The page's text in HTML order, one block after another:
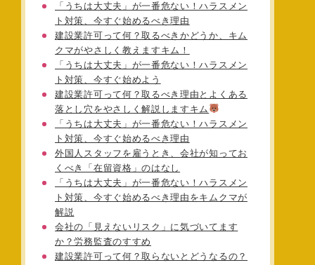
「うちは大丈夫」が一番危ない！ハラスメン
ト対策、今すぐ始めるべき理由
建設業許可って何？取るべきかどうか、キム
クマがやさしく教えますキム！
「うちは大丈夫」が一番危ない！ハラスメン
ト対策、今すぐ始めよう
建設業許可って何？取るべき理由とよくある
落とし穴をやさしく解説しますキム
「うちは大丈夫」が一番危ない！ハラスメン
ト対策、今すぐ始めるべき理由
外国人スタッフを雇うとき、会社が知ってお
くべき「在留資格」のはなし
「うちは大丈夫」が一番危ない！ハラスメン
ト対策、今すぐ始めるべき理由をキムクマが
解説
会社の「見えないリスク」に気づいてます
か？労務監査のすすめ
建設業許可って何？取らないとどうなるの？